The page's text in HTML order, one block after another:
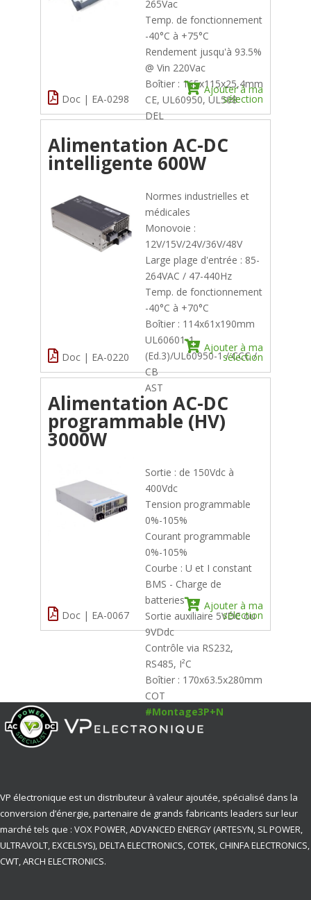
265Vac
Temp. de fonctionnement
-40°C à +75°C
Rendement jusqu'à 93.5%
@ Vin 220Vac
Boîtier : 165x115x25,4mm
CE, UL60950, UL508
DEL
Ajouter à ma
sélection
Doc | EA-0298
Alimentation AC-DC
intelligente 600W
Normes industrielles et
médicales
Monovoie :
12V/15V/24V/36V/48V
Large plage d'entrée : 85-
264VAC / 47-440Hz
Temp. de fonctionnement
-40°C à +70°C
Boîtier : 114x61x190mm
UL60601-1
(Ed.3)/UL60950-1 / CCC /
CB
AST
Ajouter à ma
sélection
Doc | EA-0220
Alimentation AC-DC
programmable (HV)
3000W
Sortie : de 150Vdc à
400Vdc
Tension programmable
0%-105%
Courant programmable
0%-105%
Courbe : U et I constant
BMS - Charge de
batteries
Sortie auxiliaire 5VDC ou
9VDdc
Contrôle via RS232,
RS485, I²C
Boîtier : 170x63.5x280mm
COT
#Montage3P+N
Ajouter à ma
sélection
Doc | EA-0067
VP électronique est un distributeur à valeur ajoutée, spécialisé dans la
conversion d’énergie, partenaire de grands fabricants leaders sur leur
marché tels que : VOX POWER, ADVANCED ENERGY (ARTESYN, SL POWER,
ULTRAVOLT, EXCELSYS), DELTA ELECTRONICS, COTEK, CHINFA ELECTRONICS,
CWT, ARCH ELECTRONICS.